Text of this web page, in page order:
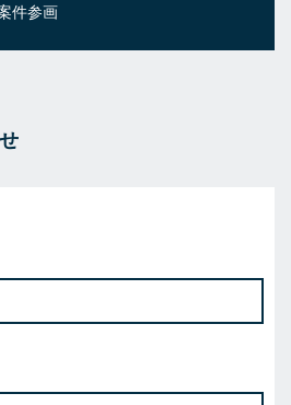
件参画